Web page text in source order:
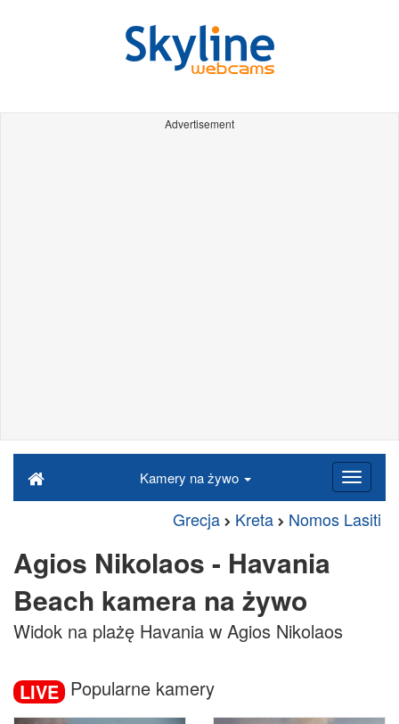
Advertisement
Kamery na żywo
Grecja Kreta Nomos Lasiti
Agios Nikolaos - Havania
Beach kamera na żywo
Widok na plażę Havania w Agios Nikolaos
LIVE Popularne kamery